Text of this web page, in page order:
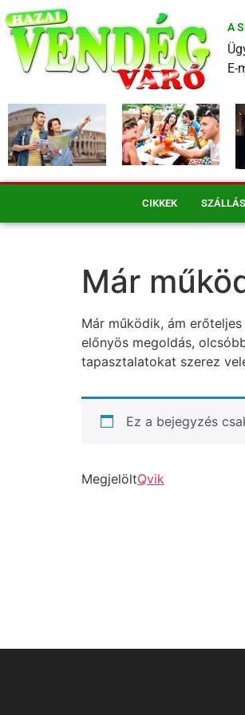
A
E-
CIKKEK
Már
Már működik, ám
előnyös megoldás,
tapasztalatokat szerez
Ez a bejegyzés
MegjelöltQvik